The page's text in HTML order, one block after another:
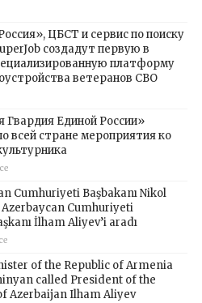
ЦБСТ и сервис по поиску
создадут первую в
платформу
ветеранов СВО
Гвардия Единой России»
всей стране мероприятия ко
Cumhuriyeti Başbakanı Nikol
Azerbaycan Cumhuriyeti
İlham Aliyev’i aradı
of the Republic of Armenia
called President of the
Azerbaijan Ilham Aliyev